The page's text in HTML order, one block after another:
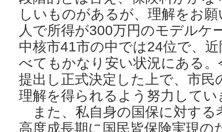
しいものがあるが、理解をお
人で所得が300万円のモデルケ
中核市41市の中では24位で、
べてもかなり安い状況にある
提出し正式決定した上で、市
理解を得られるよう努力してい
また、私自身の国保に対する
高度成長期に国民皆保険実現